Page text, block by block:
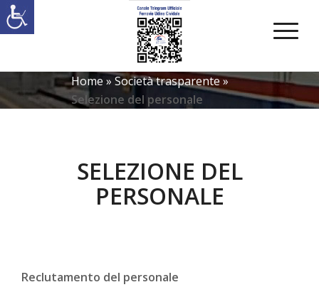
Home » Società trasparente»
Selezione del personale
SELEZIONE DEL
PERSONALE
Reclutamento del personale